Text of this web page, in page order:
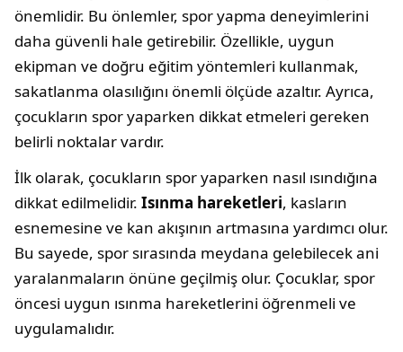
önemlidir. Bu önlemler, spor yapma deneyimlerini
daha güvenli hale getirebilir. Özellikle, uygun
ekipman ve doğru eğitim yöntemleri kullanmak,
sakatlanma olasılığını önemli ölçüde azaltır. Ayrıca,
çocukların spor yaparken dikkat etmeleri gereken
belirli noktalar vardır.
İlk olarak, çocukların spor yaparken nasıl ısındığına
dikkat edilmelidir. Isınma hareketleri, kasların
esnemesine ve kan akışının artmasına yardımcı olur.
Bu sayede, spor sırasında meydana gelebilecek ani
yaralanmaların önüne geçilmiş olur. Çocuklar, spor
öncesi uygun ısınma hareketlerini öğrenmeli ve
uygulamalıdır.